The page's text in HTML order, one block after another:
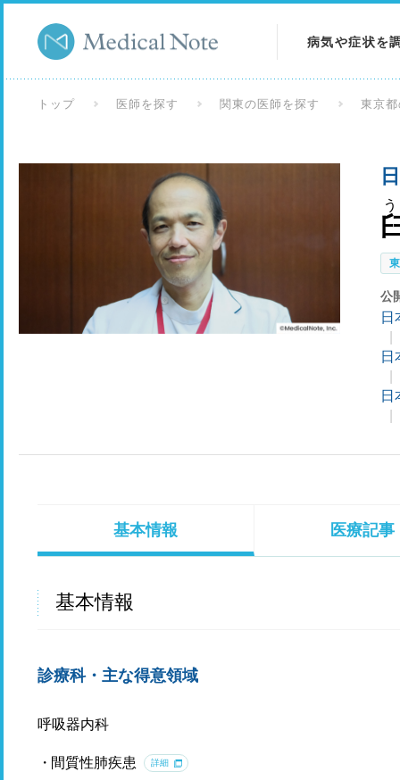
病気や症状を
検査を調べる
トップ 医師を探す 関東の医師を探す 東京
公
日
日
日
基本情報 医療記事
基本情報
診療科・主な得意領域
呼吸器内科
間質性肺疾患 詳細